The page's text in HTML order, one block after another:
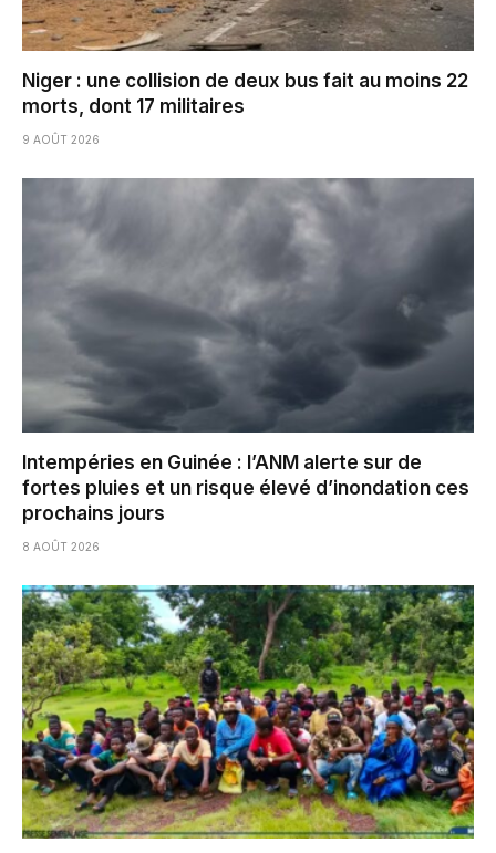
Niger : une collision de deux bus fait au moins 22
morts, dont 17 militaires
9 AOÛT 2026
Intempéries en Guinée : l’ANM alerte sur de
fortes pluies et un risque élevé d’inondation ces
prochains jours
8 AOÛT 2026